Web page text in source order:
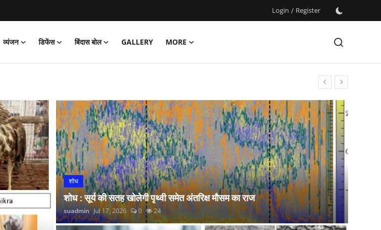
Login / Register
व्यंजन डिफेंस बिंदास बोल GALLERY
MORE
शोध
शोध : सूर्य की सतह खोलेगी पृथ्वी समेत अंतरिक्ष मौसम का राज
suadmin Jul 17, 2026 0 24